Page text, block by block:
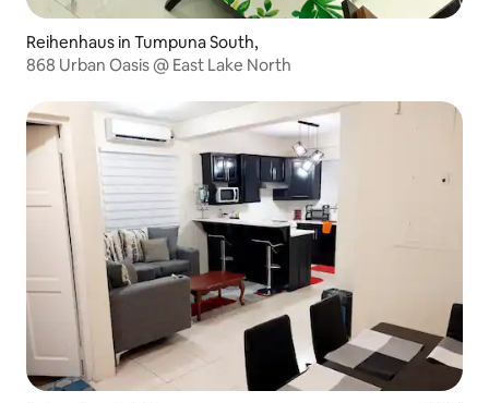
Reihenhaus in Tumpuna South,
868 Urban Oasis @ East Lake North